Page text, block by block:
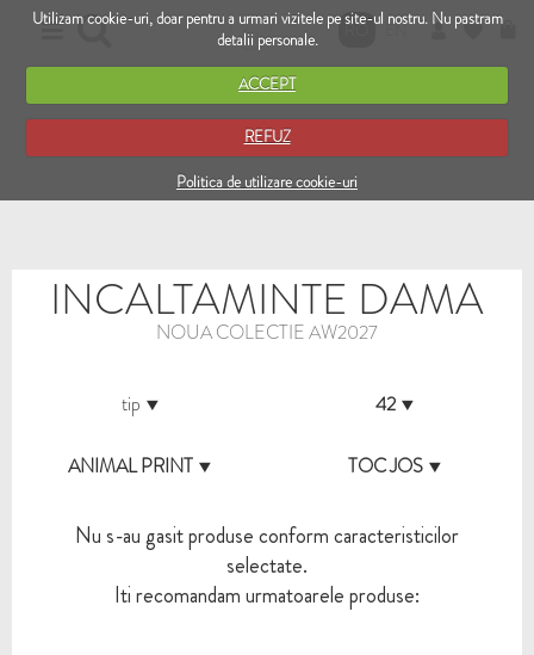
Utilizam cookie-uri, doar pentru a urmari vizitele pe site-ul nostru. Nu pastram
detalii personale.
ACCEPT
REFUZ
Politica de utilizare cookie-uri
RO EN
INCALTAMINTE DAMA
NOUA COLECTIE AW2027
tip 42
ANIMAL PRINT TOC JOS
Nu s-au gasit produse conform caracteristicilor
selectate.
Iti recomandam urmatoarele produse: